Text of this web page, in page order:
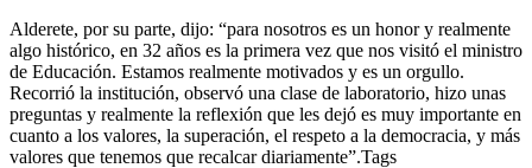
Alderete, por su parte, dijo: “para nosotros es un honor y realmente
algo histórico, en 32 años es la primera vez que nos visitó el ministro
de Educación. Estamos realmente motivados y es un orgullo.
Recorrió la institución, observó una clase de laboratorio, hizo unas
preguntas y realmente la reflexión que les dejó es muy importante en
cuanto a los valores, la superación, el respeto a la democracia, y más
valores que tenemos que recalcar diariamente”.Tags